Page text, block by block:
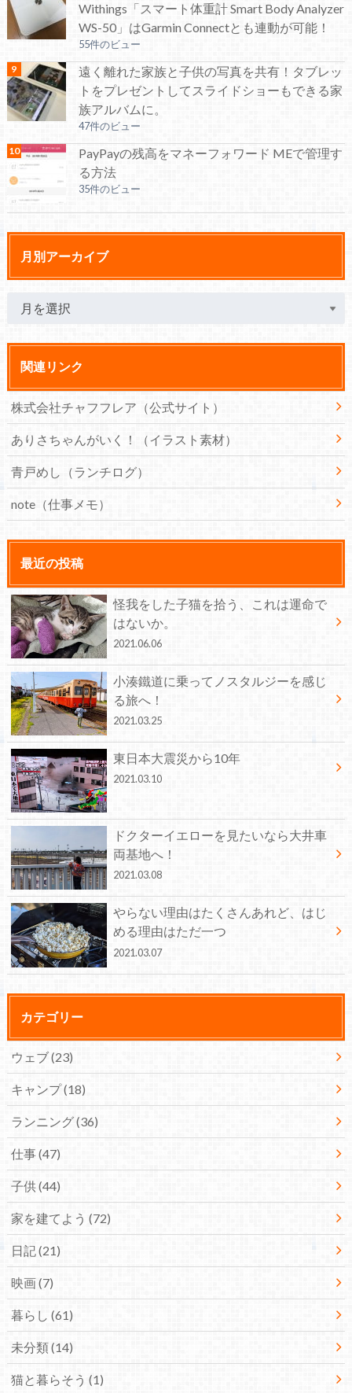
Withings「スマート体重計 Smart Body Analyzer
WS-50」はGarmin Connectとも連動が可能！
55件のビュー
遠く離れた家族と子供の写真を共有！タブレッ
トをプレゼントしてスライドショーもできる家
族アルバムに。
47件のビュー
PayPayの残高をマネーフォワード MEで管理す
る方法
35件のビュー
月別アーカイブ
関連リンク
株式会社チャフフレア（公式サイト）
ありさちゃんがいく！（イラスト素材）
青戸めし（ランチログ）
note（仕事メモ）
最近の投稿
怪我をした子猫を拾う、これは運命で
はないか。
2021.06.06
小湊鐵道に乗ってノスタルジーを感じ
る旅へ！
2021.03.25
東日本大震災から10年
2021.03.10
ドクターイエローを見たいなら大井車
両基地へ！
2021.03.08
やらない理由はたくさんあれど、はじ
める理由はただ一つ
2021.03.07
カテゴリー
ウェブ(23)
キャンプ(18)
ランニング(36)
仕事(47)
子供(44)
家を建てよう (72)
日記(21)
映画(7)
暮らし (61)
未分類(14)
猫と暮らそう (1)